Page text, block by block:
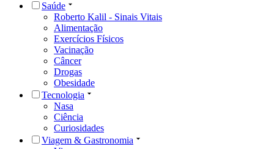
Saúde
Roberto Kalil - Sinais Vitais
Alimentação
Exercícios Físicos
Vacinação
Câncer
Drogas
Obesidade
Tecnologia
Nasa
Ciência
Curiosidades
Viagem & Gastronomia